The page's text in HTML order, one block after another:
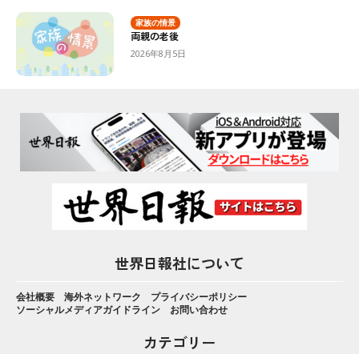
家族の情景
両親の老後
2026年8月5日
世界日報社について
会社概要 海外ネットワーク
プライバシーポリシー
ソーシャルメディアガイドライン
お問い合わせ
カテゴリー